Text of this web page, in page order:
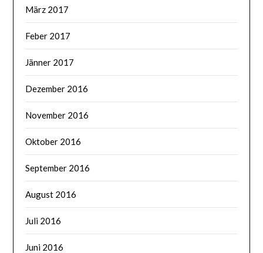
März 2017
Feber 2017
Jänner 2017
Dezember 2016
November 2016
Oktober 2016
September 2016
August 2016
Juli 2016
Juni 2016